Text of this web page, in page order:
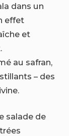
dans un
effet
et
au safran,
– des
salade de